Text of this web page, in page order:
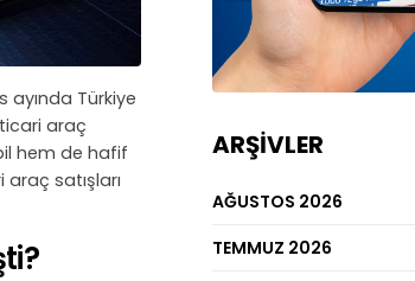
ayında Türkiye
araç
hem de hafif
satışları
ARŞIVLER
AĞUSTOS 2026
TEMMUZ 2026